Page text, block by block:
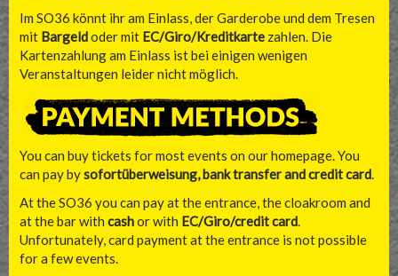
Im SO36 könnt ihr am Einlass, der Garderobe und dem Tresen
mit Bargeldoder mit EC/Giro/Kreditkarte zahlen. Die
Kartenzahlung am Einlass ist bei einigen wenigen
Veranstaltungen leider nicht möglich.
You can buy tickets for most events on our homepage. You
can pay bysofortüberweisung, bank transfer and credit card.
At the SO36 you can pay at the entrance, the cloakroom and
at the bar with cashor with EC/Giro/credit card.
Unfortunately, card payment at the entrance is not possible
for a few events.